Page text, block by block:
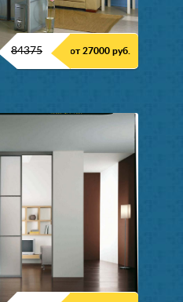
84375 от 27000 руб.